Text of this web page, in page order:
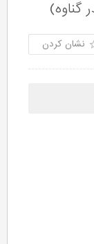
گناوه)
نشان کردن